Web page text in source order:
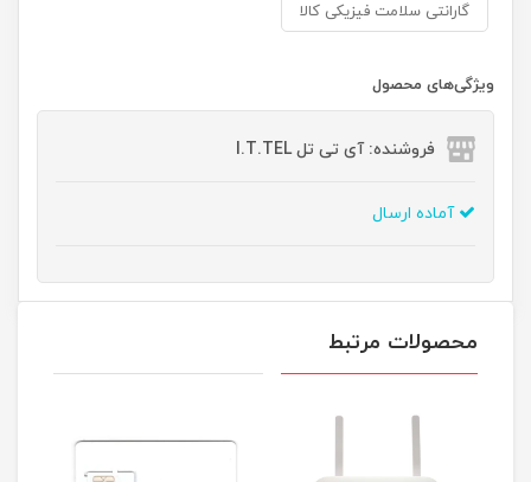
گارانتی سلامت فیزیکی کالا
ویژگی‌های محصول
فروشنده: آی تی تل I.T.TEL
آماده ارسال
محصولات مرتبط